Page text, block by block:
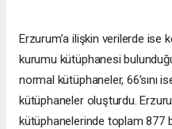
Erzurum’a ilişkin verilerde ise
kurumu kütüphanesi bulunduğu
normal kütüphaneler, 66’sını
kütüphaneler oluşturdu.
kütüphanelerinde toplam 877